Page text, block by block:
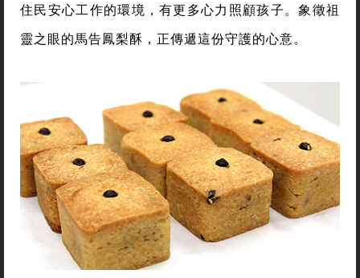
住民安心工作的環境，有更多心力照顧孩子。象徵祖
靈之眼的馬告鳳梨酥，正傳遞這份守護的心意。